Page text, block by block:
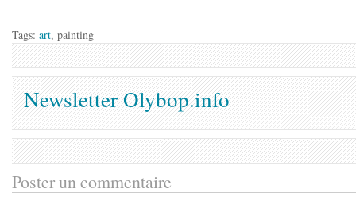
Tags: art, painting
Newsletter Olybop.info
Poster un commentaire